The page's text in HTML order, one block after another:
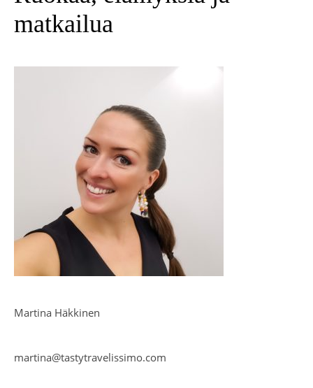
matkailua
Martina Häkkinen
martina@tastytravelissimo.com